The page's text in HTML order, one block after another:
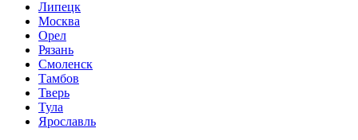
Липецк
Москва
Орел
Рязань
Смоленск
Тамбов
Тверь
Тула
Ярославль